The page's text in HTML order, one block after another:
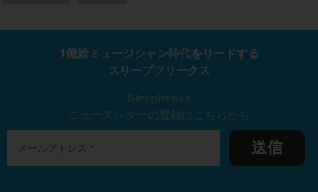
1億総ミュージシャン時代をリードする
スリープフリークス
送信